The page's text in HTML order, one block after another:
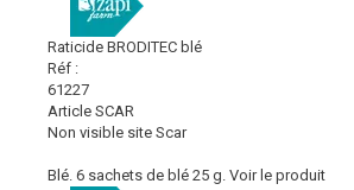
Raticide BRODITEC blé
Réf :
61227
Article SCAR
Non visible site Scar
Blé. 6 sachets de blé 25 g. Voir le produit